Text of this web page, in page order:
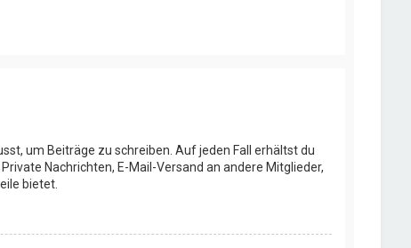
um Beiträge zu schreiben. Auf jeden Fall erhältst du
Nachrichten, E-Mail-Versand an andere Mitglieder,
bietet.